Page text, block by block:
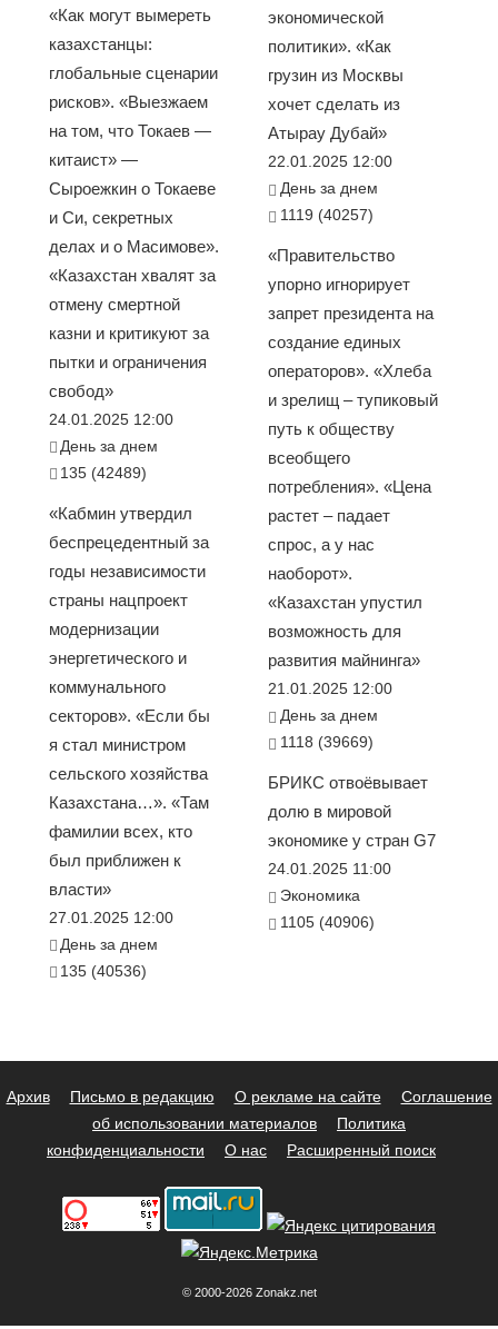
«Как могут вымереть
казахстанцы:
глобальные сценарии
рисков». «Выезжаем
на том, что Токаев —
китаист» —
Сыроежкин о Токаеве
и Си, секретных
делах и о Масимове».
«Казахстан хвалят за
отмену смертной
казни и критикуют за
пытки и ограничения
свобод»
24.01.2025 12:00
День за днем
135 (42489)
«Кабмин утвердил
беспрецедентный за
годы независимости
страны нацпроект
модернизации
энергетического и
коммунального
секторов». «Если бы
я стал министром
сельского хозяйства
Казахстана…». «Там
фамилии всех, кто
был приближен к
власти»
27.01.2025 12:00
День за днем
135 (40536)
экономической
политики». «Как
грузин из Москвы
хочет сделать из
Атырау Дубай»
22.01.2025 12:00
День за днем
1119 (40257)
«Правительство
упорно игнорирует
запрет президента на
создание единых
операторов». «Хлеба
и зрелищ – тупиковый
путь к обществу
всеобщего
потребления». «Цена
растет – падает
спрос, а у нас
наоборот».
«Казахстан упустил
возможность для
развития майнинга»
21.01.2025 12:00
День за днем
1118 (39669)
БРИКС отвоёвывает
долю в мировой
экономике у стран G7
24.01.2025 11:00
Экономика
1105 (40906)
Архив Письмо в редакцию О рекламе на сайте
Соглашение
об использовании материалов
Политика
конфиденциальности
О нас Расширенный поиск
© 2000-2026 Zonakz.net